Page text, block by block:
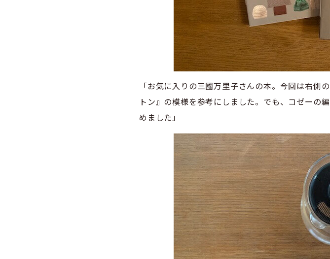
「お気に入りの三國万里子さんの本。今回は右側
トン』の模様を参考にしました。でも、コゼーの
めました」